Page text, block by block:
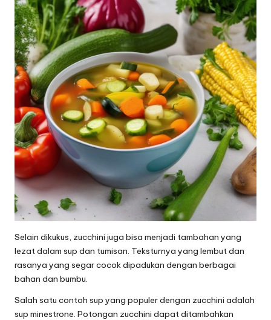
Selain dikukus, zucchini juga bisa menjadi tambahan yang
lezat dalam sup dan tumisan. Teksturnya yang lembut dan
rasanya yang segar cocok dipadukan dengan berbagai
bahan dan bumbu.
Salah satu contoh sup yang populer dengan zucchini adalah
sup minestrone. Potongan zucchini dapat ditambahkan